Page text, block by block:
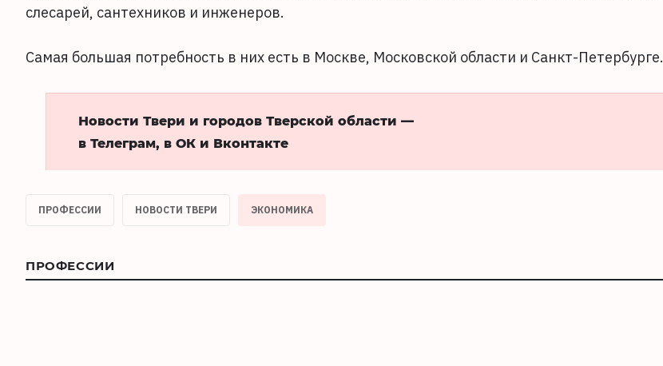
слесарей, сантехников и инженеров.
Самая большая потребность в них есть в Москве, Московской области и Санкт-Петербурге.
Новости Твери и городов Тверской области —
в Телеграм, в ОК и Вконтакте
ПРОФЕССИИ НОВОСТИ ТВЕРИ ЭКОНОМИКА
ПРОФЕССИИ